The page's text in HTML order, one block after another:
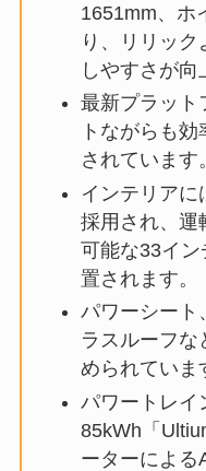
1651mm、ホ
り、リリッ
しやすさが向
最新プラット
トながらも
されています。
インテリアに
採用され、運
可能な33イ
置されます。
パワーシート
ラスルーフな
められていま
パワートレイ
85kWh「
ーターによる